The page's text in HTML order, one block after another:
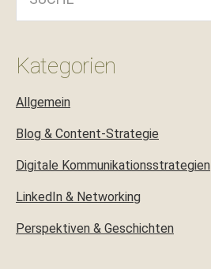
Kategorien
Allgemein
Blog & Content-Strategie
Digitale Kommunikationsstrategien
LinkedIn & Networking
Perspektiven & Geschichten